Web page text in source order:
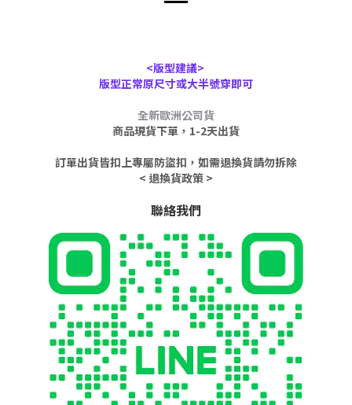
<版型建議>
版型正常原尺寸或大半號穿即可
全新歐洲公司貨
商品現貨下單，1-2天出貨
訂單出貨皆扣上專屬防盜扣，如需退換貨請勿拆除
< 退換貨政策 >
聯絡我們